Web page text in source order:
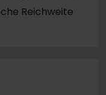
Reichweite